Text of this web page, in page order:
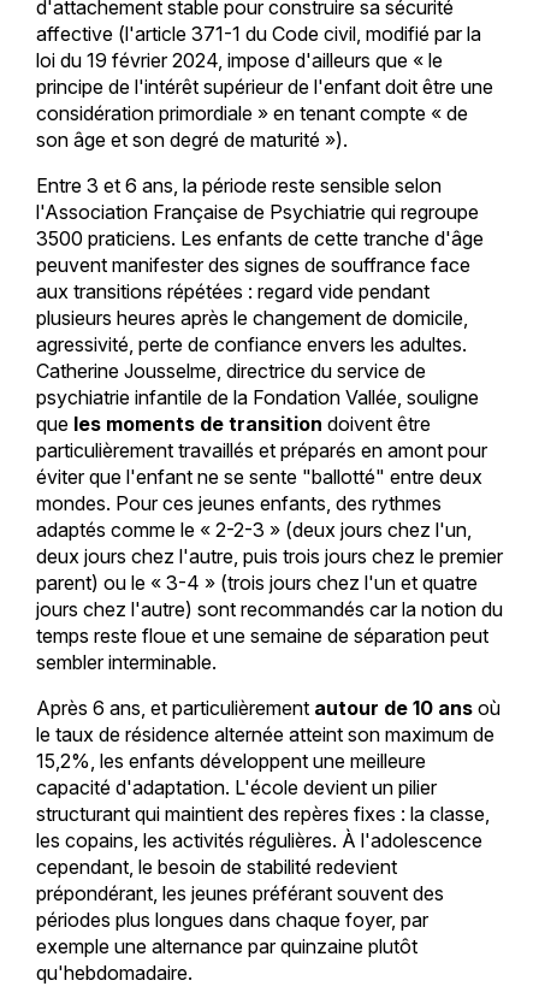
d'attachement stable pour construire sa sécurité
affective (l'article 371-1 du Code civil, modifié par la
loi du 19 février 2024, impose d'ailleurs que « le
principe de l'intérêt supérieur de l'enfant doit être une
considération primordiale » en tenant compte « de
son âge et son degré de maturité »).
Entre 3 et 6 ans, la période reste sensible selon
l'Association Française de Psychiatrie qui regroupe
3500 praticiens. Les enfants de cette tranche d'âge
peuvent manifester des signes de souffrance face
aux transitions répétées : regard vide pendant
plusieurs heures après le changement de domicile,
agressivité, perte de confiance envers les adultes.
Catherine Jousselme, directrice du service de
psychiatrie infantile de la Fondation Vallée, souligne
que les moments de transition doivent être
particulièrement travaillés et préparés en amont pour
éviter que l'enfant ne se sente "ballotté" entre deux
mondes. Pour ces jeunes enfants, des rythmes
adaptés comme le « 2-2-3 » (deux jours chez l'un,
deux jours chez l'autre, puis trois jours chez le premier
parent) ou le « 3-4 » (trois jours chez l'un et quatre
jours chez l'autre) sont recommandés car la notion du
temps reste floue et une semaine de séparation peut
sembler interminable.
Après 6 ans, et particulièrement autour de 10 ansoù
le taux de résidence alternée atteint son maximum de
15,2%, les enfants développent une meilleure
capacité d'adaptation. L'école devient un pilier
structurant qui maintient des repères fixes : la classe,
les copains, les activités régulières. À l'adolescence
cependant, le besoin de stabilité redevient
prépondérant, les jeunes préférant souvent des
périodes plus longues dans chaque foyer, par
exemple une alternance par quinzaine plutôt
qu'hebdomadaire.